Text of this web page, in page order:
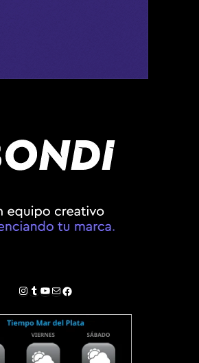
Instagram
Tumblr
YouTube
Correo electrónico
Facebook